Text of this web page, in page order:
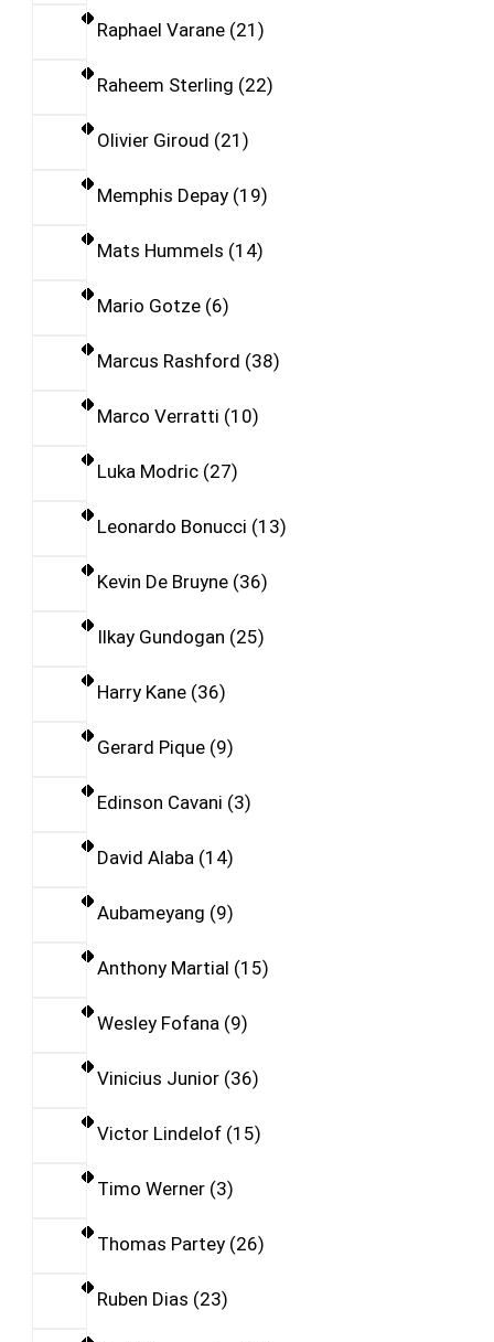
Raphael Varane 21
Raheem Sterling 22
Olivier Giroud 21
Memphis Depay 19
Mats Hummels 14
Mario Gotze 6
Marcus Rashford 38
Marco Verratti 10
Luka Modric 27
Leonardo Bonucci 13
Kevin De Bruyne 36
Ilkay Gundogan 25
Harry Kane 36
Gerard Pique 9
Edinson Cavani 3
David Alaba 14
Aubameyang 9
Anthony Martial 15
Wesley Fofana 9
Vinicius Junior 36
Victor Lindelof 15
Timo Werner 3
Thomas Partey 26
Ruben Dias 23